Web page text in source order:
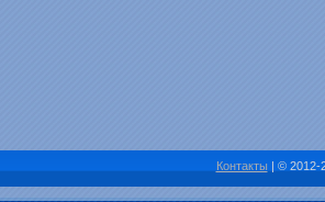
Контакты| © 2012-